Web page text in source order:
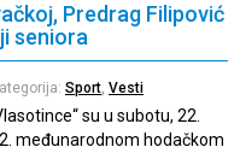
Predrag Filipović
seniora
Sport, Vesti
su u subotu, 22.
međunarodnom hodačkom